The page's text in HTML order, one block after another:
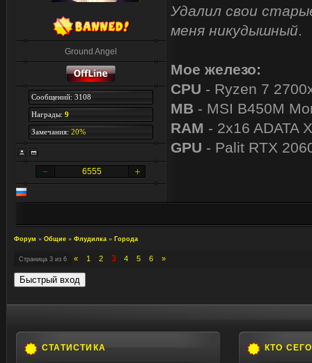
Ground Angel
Сообщений: 3108
Награды: 9
Замечания: 20%
6555
Удалил свои
меня никудышный.
Мое железо:
CPU - Ryzen 7
MB - MSI B450M
RAM - 2x16 ADATA
GPU - Palit RTX
Форум » Общие » Флудилка » Города
Страница 3 из 6 « 1 2 3 4 5 6 »
СТАТИСТИКА КТО